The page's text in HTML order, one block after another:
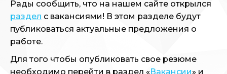
Рады сообщить, что на нашем сайте открылся
раздел с вакансиями! В этом разделе будут
публиковаться актуальные предложения о
работе.
Для того чтобы опубликовать свое резюме
необходимо перейти в раздел «Вакансии» и